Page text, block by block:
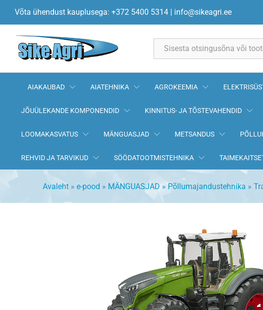
Võta ühendust kauplusega: +372 5400 5314 | info@sikeagri.ee
AIAKAUBAD AIATEHNIKA AGROKEEMIA
JÕUÜLEKANDE KOMPONENDID KINNITUS- JA TÕSTEVAHENDID
LOOMAKASVATUS MÄNGUASJAD METSANDUS
REHVID JA TARVIKUD SÖÖDATOOTMISTEHNIKA
Avaleht » e-pood » MÄNGUASJAD » Põllumajandustehnika »
Kirjeldus Andmed